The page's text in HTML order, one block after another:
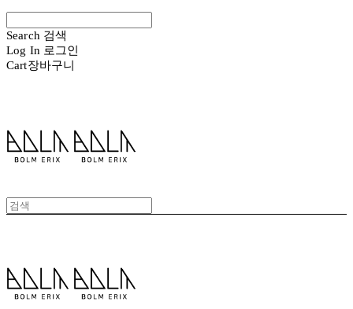
Search 검색
Log In 로그인
Cart장바구니